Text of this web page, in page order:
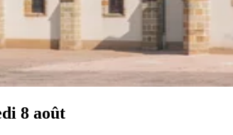
8 août